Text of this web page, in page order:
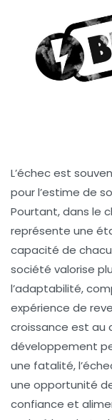
L’échec est
pour l’estime de
Pourtant, dans le
représente une
capacité de
société valorise
l’adaptabilité,
expérience de
croissance est
développement
une fatalité,
une opportunité
confiance et